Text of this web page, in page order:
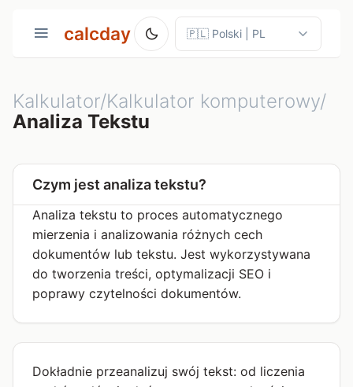
calcday
Kalkulator/Kalkulator komputerowy/
Analiza Tekstu
Czym jest analiza tekstu?
Analiza tekstu to proces automatycznego
mierzenia i analizowania różnych cech
dokumentów lub tekstu. Jest wykorzystywana
do tworzenia treści, optymalizacji SEO i
poprawy czytelności dokumentów.
Dokładnie przeanalizuj swój tekst: od liczenia